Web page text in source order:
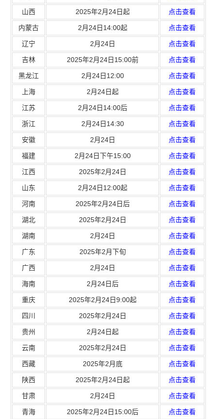
山西 2025年2月24日起 点击查看
内蒙古 2月24日14:00起 点击查看
辽宁 2月24日 点击查看
吉林 2025年2月24日15:00前 点击查看
黑龙江 2月24日12:00 点击查看
上海 2月24日起 点击查看
江苏 2月24日14:00后 点击查看
浙江 2月24日14:30 点击查看
安徽 2月24日 点击查看
福建 2月24日下午15:00 点击查看
江西 2025年2月24日 点击查看
山东 2月24日12:00起 点击查看
河南 2025年2月24日后 点击查看
湖北 2025年2月24日 点击查看
湖南 2月24日 点击查看
广东 2025年2月下旬 点击查看
广西 2月24日 点击查看
海南 2月24日后 点击查看
重庆 2025年2月24日9:00起 点击查看
四川 2025年2月24日 点击查看
贵州 2月24日起 点击查看
云南 2025年2月24日 点击查看
西藏 2025年2月底 点击查看
陕西 2025年2月24日起 点击查看
甘肃 2月24日 点击查看
青海 2025年2月24日15:00后 点击查看